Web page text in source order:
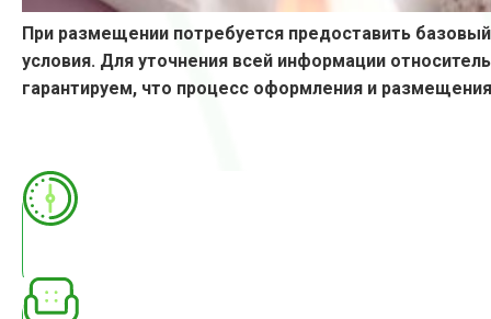
При размещении потребуется предоставить
условия. Для уточнения всей информации
гарантируем, что процесс оформления и